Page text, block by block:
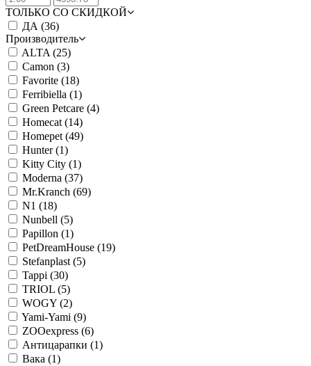
ТОЛЬКО СО СКИДКОЙ
ДА (36)
Производитель
ALTA (25)
Camon (3)
Favorite (18)
Ferribiella (1)
Green Petcare (4)
Homecat (14)
Homepet (49)
Hunter(1)
Kitty City (1)
Moderna (37)
Mr.Kranch (69)
N1 (18)
Nunbell (5)
Papillon (1)
PetDreamHouse (19)
Stefanplast (5)
Tappi (30)
TRIOL (5)
WOGY (2)
Yami-Yami (9)
ZOOexpress (6)
Антицарапки (1)
Вака (1)